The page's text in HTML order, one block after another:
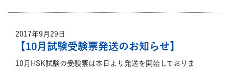
2017年9月29日
【10月試験受験票発送のお知らせ】
10月HSK試験の受験票は本日より発送を開始しておりま